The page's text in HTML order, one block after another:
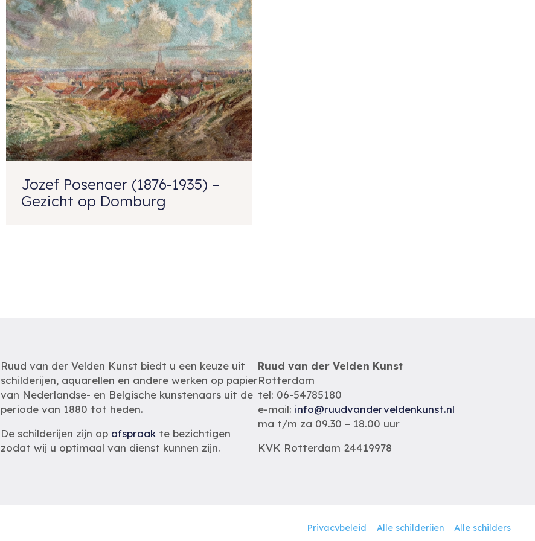
Jozef Posenaer (1876-1935) –
Gezicht op Domburg
Ruud van der Velden Kunst biedt u een keuze uit
schilderijen, aquarellen en andere werken op papier
van Nederlandse- en Belgische kunstenaars uit de
periode van 1880 tot heden.
De schilderijen zijn op afspraakte bezichtigen
zodat wij u optimaal van dienst kunnen zijn.
Ruud van der Velden Kunst
Rotterdam
tel: 06-54785180
e-mail: info@ruudvanderveldenkunst.nl
ma t/m za 09.30 – 18.00 uur
KVK Rotterdam 24419978
Privacybeleid Alle schilderijen Alle schilders